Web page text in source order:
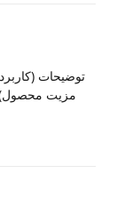
توضیحات
مزیت